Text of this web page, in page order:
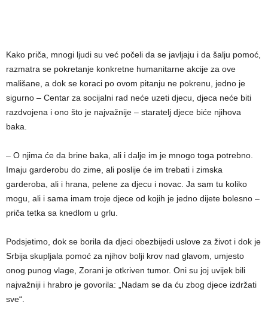
Kako priča, mnogi ljudi su već počeli da se javljaju i da šalju pomoć,
razmatra se pokretanje konkretne humanitarne akcije za ove
mališane, a dok se koraci po ovom pitanju ne pokrenu, jedno je
sigurno – Centar za socijalni rad neće uzeti djecu, djeca neće biti
razdvojena i ono što je najvažnije – staratelj djece biće njihova
baka.
– O njima će da brine baka, ali i dalje im je mnogo toga potrebno.
Imaju garderobu do zime, ali poslije će im trebati i zimska
garderoba, ali i hrana, pelene za djecu i novac. Ja sam tu koliko
mogu, ali i sama imam troje djece od kojih je jedno dijete bolesno –
priča tetka sa knedlom u grlu.
Podsjetimo, dok se borila da djeci obezbijedi uslove za život i dok je
Srbija skupljala pomoć za njihov bolji krov nad glavom, umjesto
onog punog vlage, Zorani je otkriven tumor. Oni su joj uvijek bili
najvažniji i hrabro je govorila: „Nadam se da ću zbog djece izdržati
sve“.